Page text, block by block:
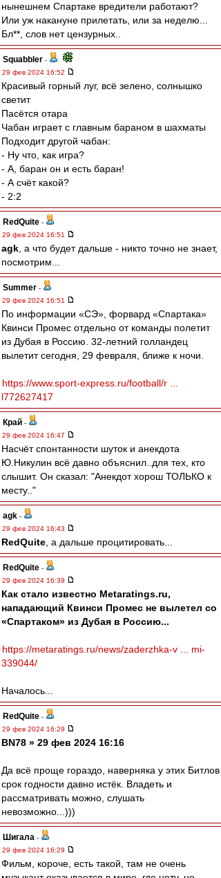
нынешнем Спартаке вредители работают?
Или уж накануне прилетать, или за неделю...
Бл**, слов нет цензурных..
Squabbler -
29 фев 2024 16:52
Красивый горный луг, всё зелено, солнышко
светит
Пасётся отара
Чабан играет с главным бараном в шахматы
Подходит другой чабан:
- Ну что, как игра?
- А, баран он и есть баран!
- А счёт какой?
- 2:2
RedQuite -
29 фев 2024 16:51
agk , а что будет дальше - никто точно не знает,
посмотрим...
Summer -
29 фев 2024 16:51
По информации «СЭ», форвард «Спартака»
Квинси Промес отдельно от команды полетит
из Дубая в Россию. 32-летний голландец
вылетит сегодня, 29 февраля, ближе к ночи.
https://www.sport-express.ru/football/r ...
l772627417
Край -
29 фев 2024 16:47
Насчёт спонтанности шуток и анекдота
Ю.Никулин всё давно объяснил..для тех, кто
слышит. Он сказал: "Анекдот хорош ТОЛЬКО к
месту.."
agk -
29 фев 2024 16:43
RedQuite , а дальше процитировать...
RedQuite -
29 фев 2024 16:39
Как стало известно Metaratings.ru,
нападающий Квинси Промес не вылетел со
«Спартаком» из Дубая в Россию...
https://metaratings.ru/news/zaderzhka-v ... mi-
339044/
Началось...
RedQuite -
29 фев 2024 16:29
BN78 » 29 фев 2024 16:16
Да всё проще гораздо, наверняка у этих Битлов
срок годности давно истёк. Владеть и
рассматривать можно, слушать
невозможно...)))
Шигала -
29 фев 2024 16:29
Фильм, короче, есть такой, там не очень